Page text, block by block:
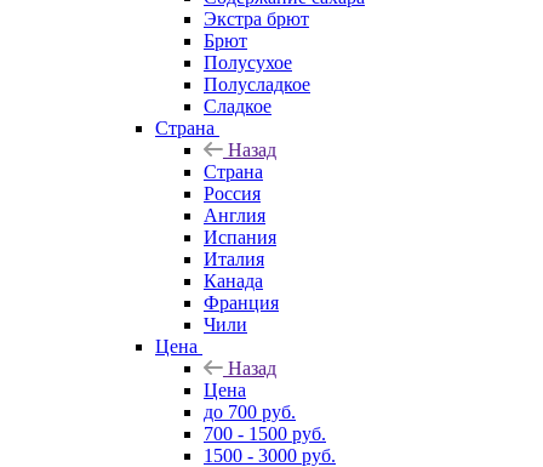
Экстра брют
Брют
Полусухое
Полусладкое
Сладкое
Страна
Назад
Страна
Россия
Англия
Испания
Италия
Канада
Франция
Чили
Цена
Назад
Цена
до 700 руб.
700 - 1500 руб.
1500 - 3000 руб.